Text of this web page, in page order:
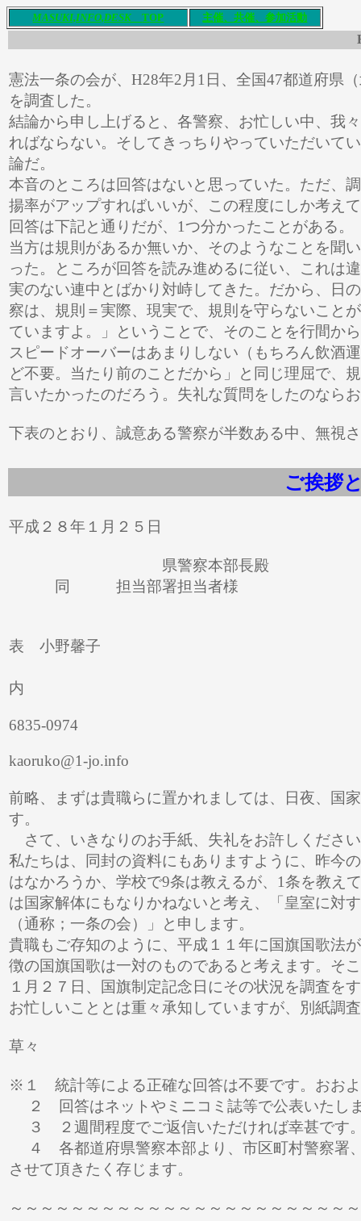
MASUKI,INFO,DESKTOP 主催、共催、参加活動
憲法一条の会が、H28年2月1日、全国47都道府県
を調査した。
結論から申し上げると、各警察、お忙しい中、我
ればならない。そしてきっちりやっていただいて
論だ。
本音のところは回答はないと思っていた。ただ、
揚率がアップすればいいが、この程度にしか考え
回答は下記と通りだが、1つ分かったことがある
当方は規則があるか無いか、そのようなことを聞
った。ところが回答を読み進めるに従い、これは
実のない連中とばかり対峙してきた。だから、日
察は、規則＝実際、現実で、規則を守らないこと
ていますよ。」ということで、そのことを行間か
スピードオーバーはあまりしない（もちろん飲酒
ど不要。当たり前のことだから」と同じ理屈で、
言いたかったのだろう。失礼な質問をしたのなら
下表のとおり、誠意ある警察が半数ある中、無視
ご挨拶
平成２８年１
県警察本部長殿
同 担当部署担当者様
表 小野馨子
内
6835-0974
kaoruko@1-jo.info
前略、まずは貴職らに置かれましては、日夜、国
す。
さて、いきなりのお手紙、失礼をお許しくださ
私たちは、同封の資料にもありますように、昨今
はなかろうか、学校で9条は教えるが、1条を教え
は国家解体にもなりかねないと考え、「皇室に対
（通称；一条の会）」と申します。
貴職もご存知のように、平成１１年に国旗国歌法
徴の国旗国歌は一対のものであると考えます。そ
１月２７日、国旗制定記念日にその状況を調査を
お忙しいこととは重々承知していますが、別紙調
草々
※１ 統計等による正確な回答は不要です。おお
２ 回答はネットやミニコミ誌等で公表いたし
３ ２週間程度でご返信いただければ幸甚です
４ 各都道府県警察本部より、市区町村警察署
させて頂きたく存じます。
～～～～～～～～～～～～～～～～～～～～～～